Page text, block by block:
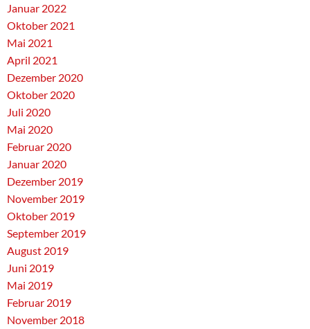
Januar 2022
Oktober 2021
Mai 2021
April 2021
Dezember 2020
Oktober 2020
Juli 2020
Mai 2020
Februar 2020
Januar 2020
Dezember 2019
November 2019
Oktober 2019
September 2019
August 2019
Juni 2019
Mai 2019
Februar 2019
November 2018